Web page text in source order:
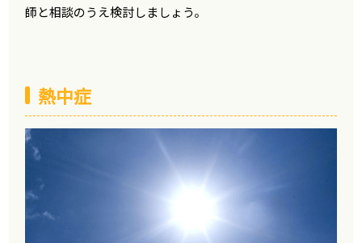
師と相談のうえ検討しましょう。
熱中症